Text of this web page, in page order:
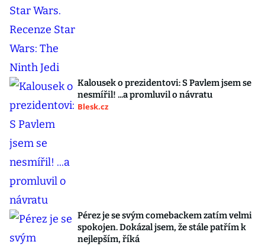
Kalousek o prezidentovi: S Pavlem jsem se
nesmířil! ...a promluvil o návratu
Blesk.cz
Pérez je se svým comebackem zatím velmi
spokojen. Dokázal jsem, že stále patřím k
nejlepším, říká